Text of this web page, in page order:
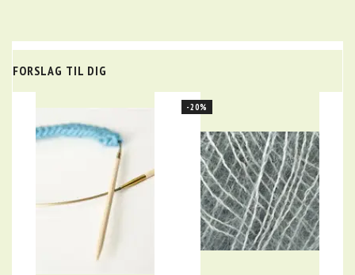
FORSLAG TIL DIG
-20%